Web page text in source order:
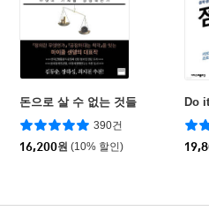
돈으로 살 수 없는 것들
390건
16,200원 (10% 할인)
Do